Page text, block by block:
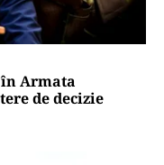
Armata
de decizie